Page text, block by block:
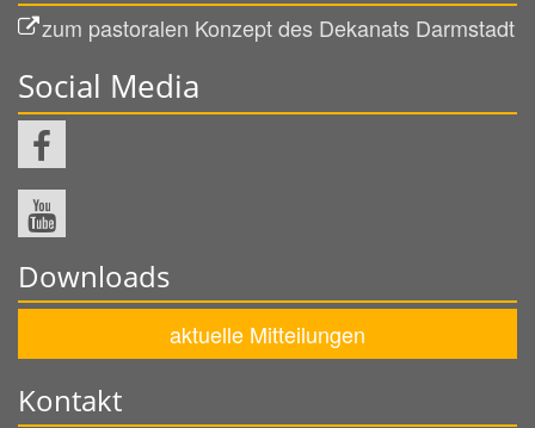
zum pastoralen Konzept des Dekanats Darmstadt
Social Media
Downloads
aktuelle Mitteilungen
Kontakt